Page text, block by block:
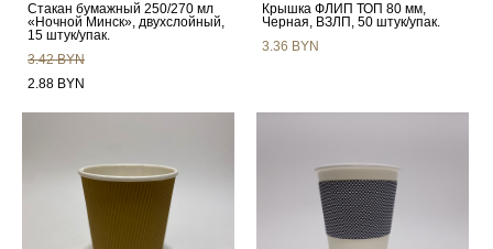
Стакан бумажный 250/270 мл
«Ночной Минск», двухслойный,
15 штук/упак.
3.42 BYN
2.88 BYN
Крышка ФЛИП ТОП 80 мм,
Черная, ВЗЛП, 50 штук/упак.
3.36 BYN